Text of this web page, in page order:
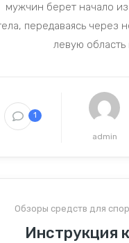
мужчин берет начало
передаваясь через
левую область
1
admin
Обзоры средств для
Инструкция